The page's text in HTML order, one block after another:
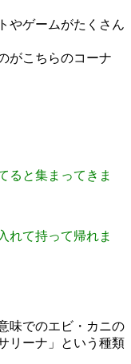
やゲームがたくさん
がこちらのコーナ
ると集まってきま
れて持って帰れま
味でのエビ・カニの
リーナ」という種類